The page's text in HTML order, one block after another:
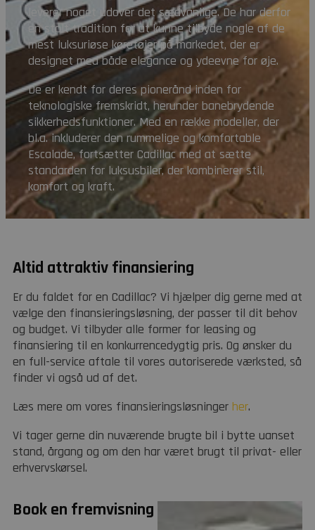
leverer noget udover det sædvanlige. De har derfor
en stolt tradition for at kunne tilbyde nogle af de
mest luksuriøse køretøjer på markedet, der er
designet med både elegance og ydeevne for øje.
De er kendt for deres pionerånd inden for
teknologiske fremskridt, herunder banebrydende
sikkerhedsfunktioner. Med en række modeller, der
bl.a. inkluderer den rummelige og komfortable
Escalade, fortsætter Cadillac med at sætte
standarden for luksusbiler, der kombinerer stil,
komfort og kraft.
Altid attraktiv finansiering
Er du faldet for en Cadillac? Vi hjælper dig gerne med at
vælge den finansieringsløsning, der passer til dit behov
og budget. Vi tilbyder alle former for leasing og
finansiering til en konkurrencedygtig pris. Og ønsker du
en full-service aftale til vores autoriserede værksted, så
finder vi også ud af det.
Læs mere om vores finansieringsløsninger her.
Vi tager gerne din nuværende brugte bil i bytte uanset
stand, årgang og om den har været brugt til privat- eller
erhvervskørsel.
Book en fremvisning